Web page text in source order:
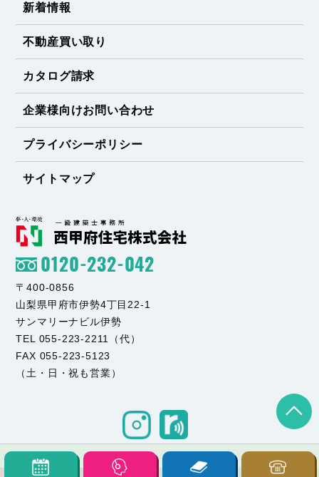
新着情報
不動産買い取り
カタログ請求
企業様向けお問い合わせ
プライバシーポリシー
サイトマップ
0120-232-042
〒400-0856
山梨県甲府市伊勢4丁目22-1
サンマリーナビル伊勢
TEL 055-223-2211（代）
FAX 055-223-5123
（土・日・祝も営業）